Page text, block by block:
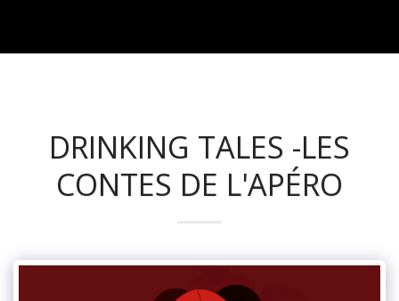
DRINKING TALES -LES
CONTES DE L'APÉRO